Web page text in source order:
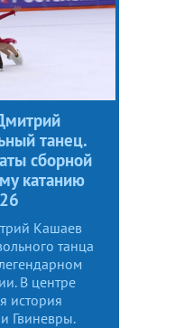
танец.
сборной
катанию
Кашаев
танца
В центре
история
Гвиневры.